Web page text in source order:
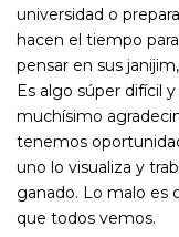
universidad o
hacen el tiempo
pensar en sus
Es algo súper difícil
muchísimo
tenemos
uno lo visualiza y
ganado. Lo malo es
que todos vemos.